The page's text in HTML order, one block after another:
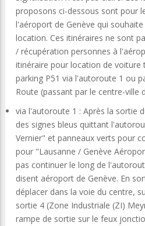
proposons ci-dessous sont pour
l'aéroport de Genève qui
location. Ces itinéraires ne sont
/ récupération personnes à
itinéraire pour location de voiture
parking P51 via l'autoroute 1 ou
Route (passant par le centre-ville
via l'autoroute 1 : Après la sortie
des signes bleus quittant
Vernier" et panneaux verts pour
pour "Lausanne / Genève
pas continuer le long de
disent aéroport de Genève. En
déplacer dans la voie du centre,
sortie 4 (Zone Industriale (ZI)
rampe de sortie sur le feux